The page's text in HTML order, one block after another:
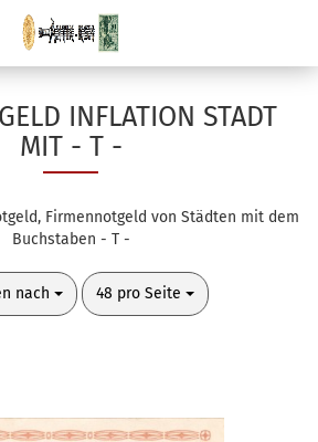
INFLATION STADT M
IT - T -
Firmennotgeld von Städten mit dem
Buchstaben - T -
nach
nach 48 pro Seite
pro Seite